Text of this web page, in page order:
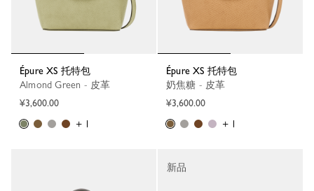
Épure XS 托特包
Almond Green - 皮革
¥3,600.00
+ 1
Épure XS 托特包
奶焦糖 - 皮革
¥3,600.00
+ 1
新品